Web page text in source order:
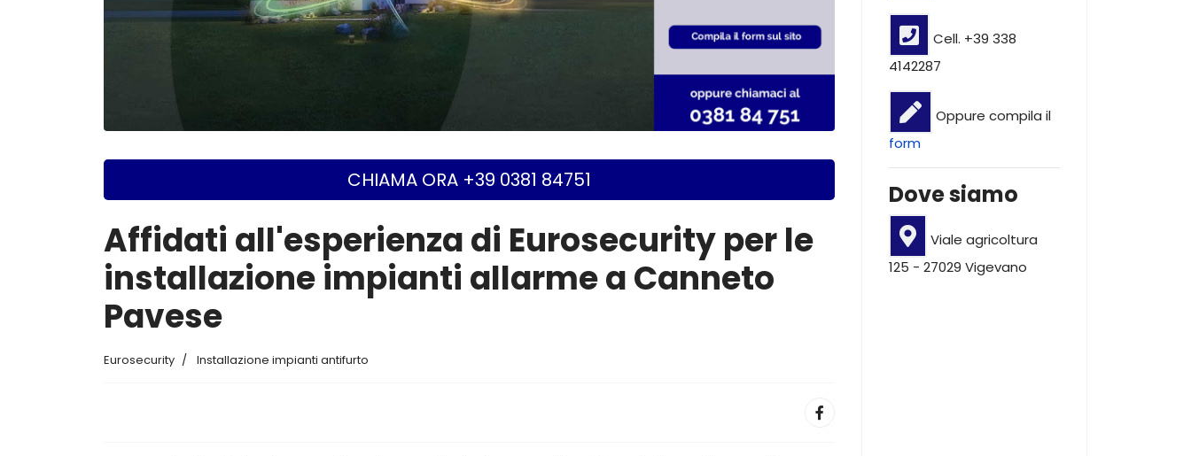
CHIAMA ORA +39 0381 84751
Affidati all'esperienza di Eurosecurity per le
installazione impianti allarme a Canneto
Pavese
Eurosecurity Installazione impianti antifurto
Cell. +39 338
4142287
Oppure compila il
form
Dove siamo
Viale agricoltura
125 - 27029 Vigevano